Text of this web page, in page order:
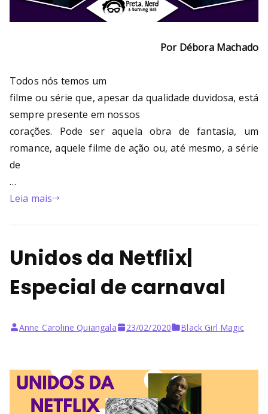
Por Débora Machado
Todos nós temos um
filme ou série que, apesar da qualidade duvidosa, está
sempre presente em nossos
corações. Pode ser aquela obra de fantasia, um
romance, aquele filme de ação ou, até mesmo, a série
de
…
Leia mais
Unidos da Netflix|
Especial de carnaval
Anne Caroline Quiangala 23/02/2020 Black Girl Magic